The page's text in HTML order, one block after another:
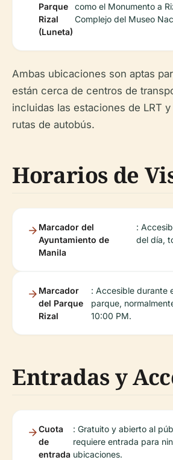
Parque
Rizal
(Luneta)
como el Monumento a
Complejo del Museo
Ambas ubicaciones son aptas
están cerca de centros de
incluidas las estaciones de LRT
rutas de autobús.
Horarios de
Marcador del
Ayuntamiento de
Manila
:
del día,
Marcador
del Parque
Rizal
: Accesible durante
parque,
10:00 PM.
Entradas y
Cuota
de
entrada
: Gratuito y abierto al
requiere entrada para
ubicaciones.